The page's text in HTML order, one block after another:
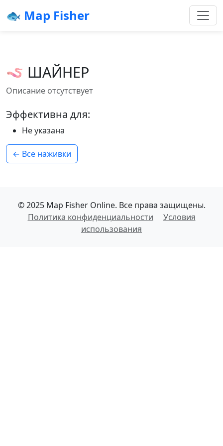
🐟 Map Fisher
🪱 ШАЙНЕР
Описание отсутствует
Эффективна для:
Не указана
← Все наживки
© 2025 Map Fisher Online. Все права защищены.
Политика конфиденциальности
Условия
использования